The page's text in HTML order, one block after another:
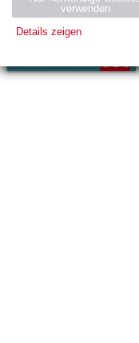
verwenden
Details zeigen